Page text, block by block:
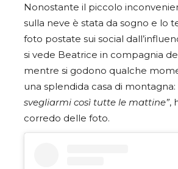
Nonostante il piccolo
sulla neve è stata da sogno e lo
foto postate sui social
si vede Beatrice in compagnia
mentre si godono qualche
una splendida casa di montagna:
svegliarmi così tutte le mattine”,
corredo delle foto.